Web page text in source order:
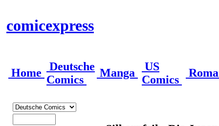
comicexpress
Home
Deutsche
Comics
Manga
US
Comics